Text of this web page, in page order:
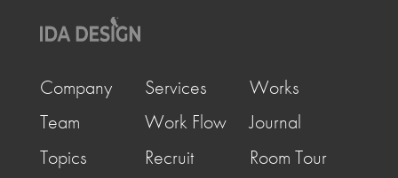
Company Services
Works
Team
Work Flow
Journal
Topics
Recruit
Room Tour